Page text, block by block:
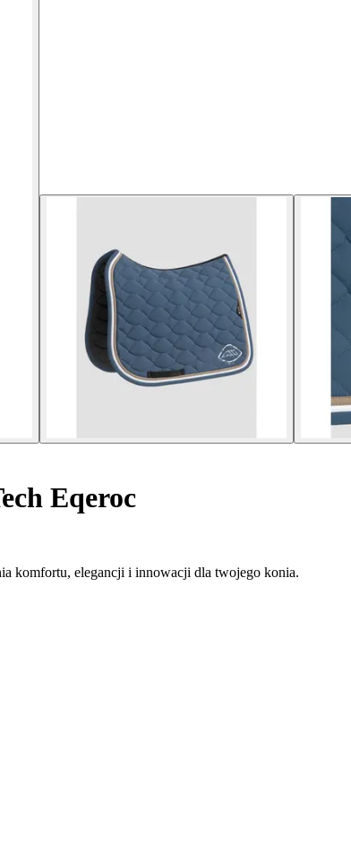
Eqeroc
komfortu, elegancji i innowacji dla twojego konia.